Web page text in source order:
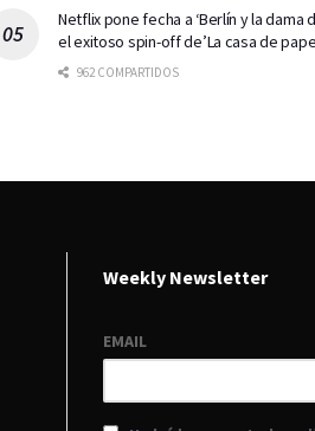
Netflix pone fecha a ‘Berlín y la dama
el exitoso spin-off de’La casa de
962 COMPARTIDOS
Weekly Newsletter
EMAIL